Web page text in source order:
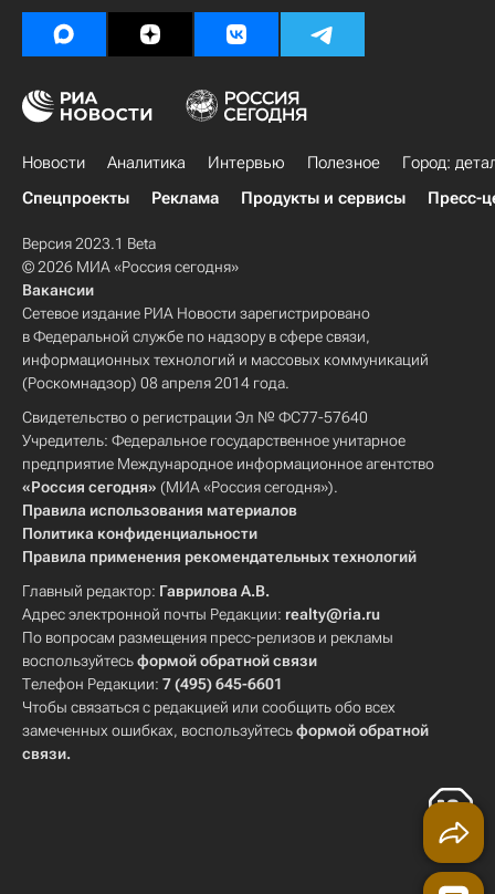
Новости Аналитика Интервью Полезное
Город:
Спецпроекты
Реклама Продукты и сервисы Пресс-
Версия 2023.1 Beta
© 2026 МИА «Россия сегодня»
Вакансии
Сетевое издание РИА Новости зарегистрировано
в Федеральной службе по надзору в сфере связи,
информационных технологий и массовых коммуникаций
(Роскомнадзор) 08 апреля 2014 года.
Свидетельство о регистрации Эл № ФС77-57640
Учредитель: Федеральное государственное унитарное
предприятие Международное информационное агентство
«Россия сегодня» (МИА «Россия сегодня»).
Правила использования материалов
Политика конфиденциальности
Правила применения рекомендательных технологий
Главный редактор: Гаврилова А.В.
Адрес электронной почты Редакции: realty@ria.ru
По вопросам размещения пресс-релизов и рекламы
воспользуйтесьформой обратной связи
Телефон Редакции: 7 (495) 645-6601
Чтобы связаться с редакцией или сообщить обо всех
замеченных ошибках, воспользуйтесьформой обратной
связи.